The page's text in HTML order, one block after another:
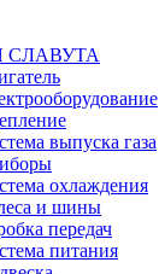
СЛАВУТА
выпуска газа
охлаждения
и шины
передач
питания